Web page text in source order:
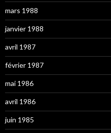
mars 1988
janvier 1988
avril 1987
février 1987
mai 1986
avril 1986
juin 1985